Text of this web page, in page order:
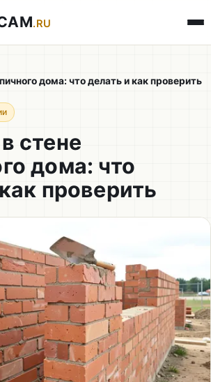
.RU
дома: что делать и как проверить
стене
дома: что
проверить